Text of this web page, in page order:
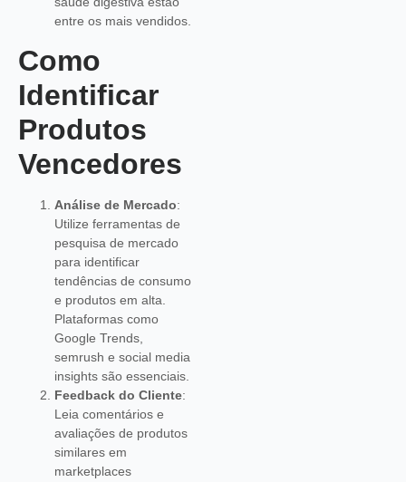
entre os mais vendidos.
Como
Identificar
Produtos
Vencedores
Análise de Mercado:
Utilize ferramentas de
pesquisa de mercado
para identificar
tendências de consumo
e produtos em alta.
Plataformas como
Google Trends,
semrush e social media
insights são essenciais.
Feedback do Cliente:
Leia comentários e
avaliações de produtos
similares em
marketplaces